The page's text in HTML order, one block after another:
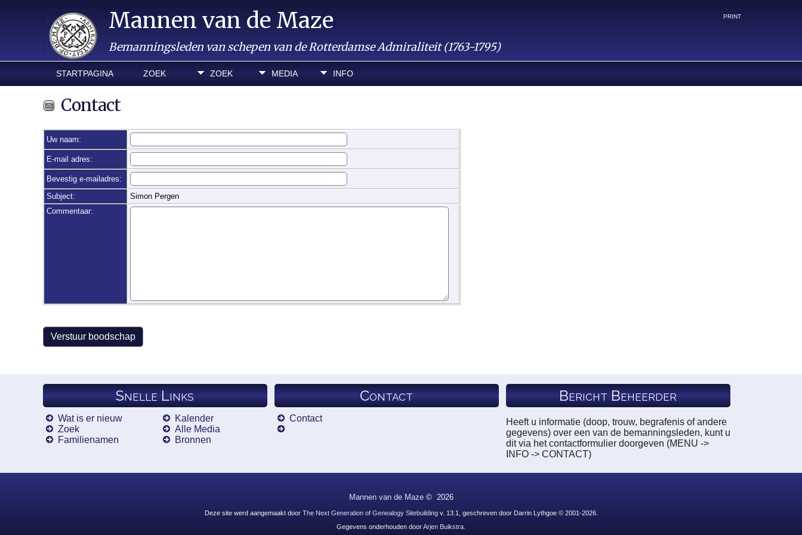
Mannen van de Maze
Bemanningsleden van schepen van de Rotterdamse Admiraliteit (1763-1795)
STARTPAGINA ZOEK ZOEK MEDIA INFO
PRINT
Contact
Uw naam:
E-mail adres:
Bevestig e-mailadres:
Subject:
Simon Pergen
Commentaar:
Snelle Links
Wat is er nieuw
Zoek
Familienamen
Kalender
Alle Media
Bronnen
Contact
Contact
Bericht Beheerder
Heeft u informatie (doop, trouw, begrafenis of andere
gegevens) over een van de bemanningsleden, kunt u
dit via het contactformulier doorgeven (MENU ->
INFO -> CONTACT)
Mannen van de Maze© 2026
Deze site werd aangemaakt door The Next Generation of Genealogy Sitebuildingv. 13.1, geschreven door Darrin Lythgoe © 2001-2026.
Gegevens onderhouden doorArjen Buikstra